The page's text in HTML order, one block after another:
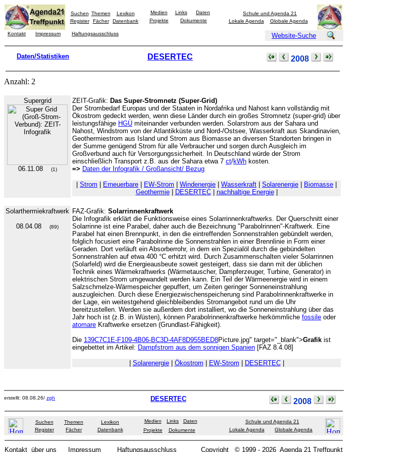
Suchen Themen
Lexikon
Register
Fächer Datenbank
Medien Links
Daten
Projekte
Dokumente
Schule und Agenda 21
Lokale Agenda
Globale Agenda
Kontakt Impressum Haftungsausschluss Website-Suche
Daten/Statistiken DESERTEC 2008
Anzahl: 2
Supergrid
06.11.08 (1)
ZEIT-Grafik: Das Super-Stromnetz (Super-Grid)
Der Strombedarf Europas und der Staaten in Nordafrika und Nahost kann vollständig mit
Ökostrom gedeckt werden, wenn diese Länder durch ein großes Stromnetz (super-grid) über
leistungsfähige HGÜ miteinander verbunden werden. Solarstrom aus der Sahara und
Nahost, Windstrom von der Atlantikküste und Nord-/Ostsee, Wasserkraft aus Skandinavien,
Geothermiestrom aus Island und Strom aus Biomasse an diversen Standorten bringen in
der Summe genügend Strom für alle Verbraucher und sorgen durch Ausgleich im
Großverbund auch für Versorgungssicherheit. In Deutschland würde der Strom
einschließlich Transport z.B. aus der Sahara etwa 7 ct/kWh kosten.
=> Daten der Infografik / Großansicht/ Bezug
Strom Erneuerbare EW-Strom Windenergie Wasserkraft Solarenergie Biomasse
Geothermie| DESERTEC| nachhaltige Energie|
Solarthermiekraftwerk
08.04.08
(89)
FAZ-Grafik: Solarrinnenkraftwerk
Die Infografik erklärt die Funktionsweise eines Solarrinnenkraftwerks. Der Querschnitt einer
Solarrinne ist eine Parabel, daher auch die Bezeichnung "Parabolrinnen"-Kraftwerk. Eine
Parabel hat einen Brennpunkt, in den die eintreffenden Sonnenstrahlen gebündelt werden,
folglich focusiert eine Parabolrinne die Sonnenstrahlen in einer Brennlinie in Form einer
Geraden. Dort verläuft ein Absorberrohr, in dem ein Spezialöl durch die gebündelten
Sonnenstrahlen auf etwa 400 °C erhitzt wird. Durch Zusammenschalten vieler Solarrinnen
(Solarfeld) wird die Energieausbeute soweit gesteigert, dass sie dann mit der üblichen
Technik eines Wärmekraftwerks (Wärmetauscher, Dampferzeuger, Turbine, Generator) in
elektrischen Strom umgewandelt werden kann. Ein Teil der Wärmeenergie wird in einem
Salzschmelze-Wärmespeicher gepuffert, um Zeiten geringer Sonneneinstrahlung
auszugleichen. Durch diese Energiezwischenspeicherung sind Parabolrinnenkraftwerke in
der Lage, ein weitestgehend gleichbleibendes Stromangebot rund um die Uhr
bereitzustellen. Werden sie außerdem dort installiert, wo die Sonneneinstrahlung über das
Jahr hoch ist (z.B. in Wüsten), können Parabolrinnenkraftwerke herkömmliche fossile oder
atomare Kraftwerke ersetzen (Grundlast-Fähigkeit).
Die 139C7C1E-F109-4B06-BC3D-4AF8D955BED8Picture.jpg" target="_blank">Grafik ist
eingebettet im Artikel: Dampfstrom aus dem sonnigen Spanien [FAZ 8.4.08]
Solarenergie| Ökostrom EW-Strom DESERTEC|
erstellt: 08.08.26/ zgh DESERTEC 2008
Suchen Themen
Lexikon
Register
Fächer Datenbank
Medien Links
Daten
Projekte
Dokumente
Schule und Agenda 21
Lokale Agenda
Globale Agenda
Kontakt über uns Impressum Haftungsausschluss Copyright © 1999 - 2026 Agenda 21 Treffpunkt